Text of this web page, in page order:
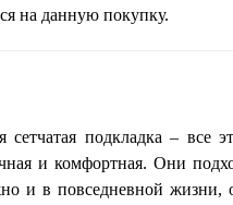
на данную покупку.
подкладка – все
и комфортная. Они
и в повседневной